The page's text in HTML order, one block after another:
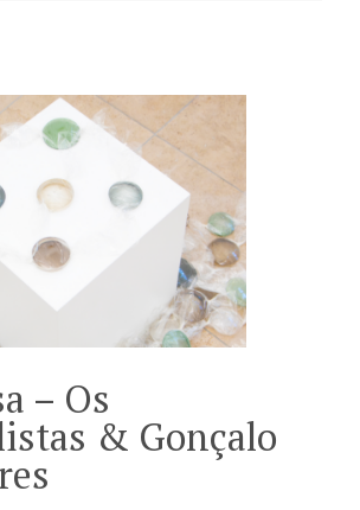
– Os
& Gonçalo